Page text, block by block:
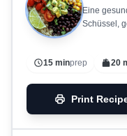
Eine
Schüssel,
15 minprep 20
Print